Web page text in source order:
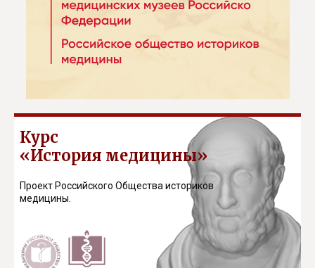
Курс
«История медицины»
Проект Российского Общества историков
медицины.